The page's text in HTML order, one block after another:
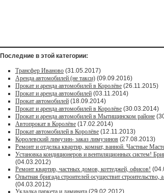
Последние в этой категории:
Трансфер Иваново (31.05.2017)
Аренда автомобилей (не такси) (09.09.2016)
Прокат и аренда автомобилей в Королёве (26.11.2015)
Прокат и аренда автомобилей (03.11.2014)
Прокат автомобилей (18.09.2014)
Прокат и аренда автомобилей в Королёве (30.03.2014)
Прокат и аренда автомобилей в Мытищинском районе
Автопрокат в Королёве (17.02.2014)
Прокат автомобилей в Королёве (12.11.2013)
Королевский лимузин- заказ лимузинов (27.08.2013)
Ремонт и отделка квартир, комнат, ванной. Частные
Установка кондиционеров и вентиляционных систем!
(04.03.2012)
Ремонт квартир, частных домов, коттеджей, офисов!
Опытная бригада строителей осуществит строительство,
(04.03.2012)
Укладка паркета и ламината (29.02.2012)